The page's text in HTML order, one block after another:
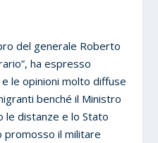
del generale Roberto
ha espresso
le opinioni molto diffuse
benché il Ministro
le distanze e lo Stato
promosso il militare